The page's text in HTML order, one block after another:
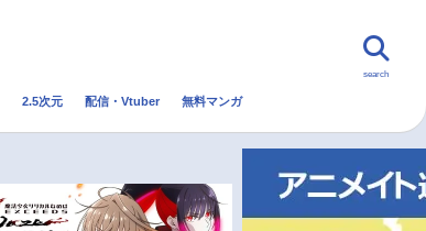
トレンド 無料マンガ
search
2.5次元 配信・Vtuber 無料マンガ